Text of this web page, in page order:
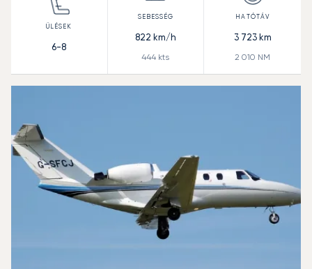
6-8
822 km/h
444 kts
3 723km
2 010 NM